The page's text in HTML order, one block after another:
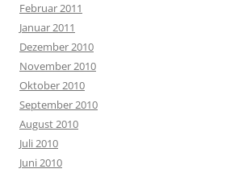
Februar 2011
Januar 2011
Dezember 2010
November 2010
Oktober 2010
September 2010
August 2010
Juli 2010
Juni 2010